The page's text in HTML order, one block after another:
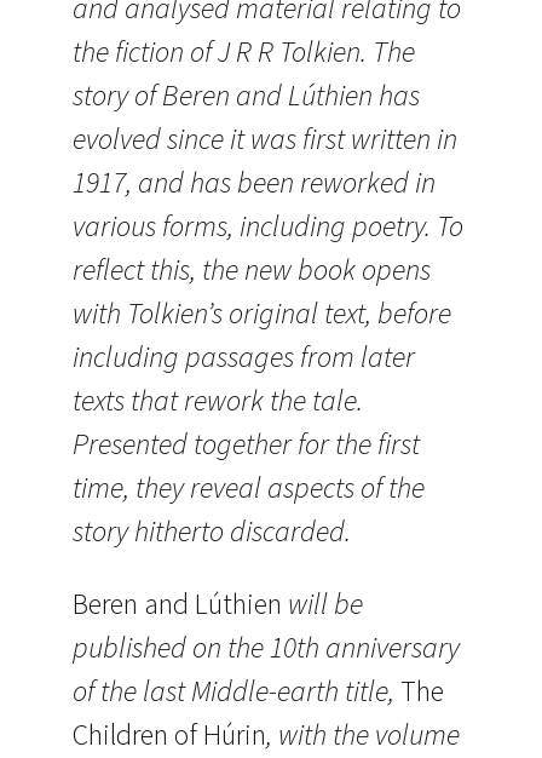
and analysed material relating to
the fiction of J R R Tolkien. The
story of Beren and Lúthien has
evolved since it was first written in
1917, and has been reworked in
various forms, including poetry. To
reflect this, the new book opens
with Tolkien’s original text, before
including passages from later
texts that rework the tale.
Presented together for the first
time, they reveal aspects of the
story hitherto discarded.
Beren and Lúthien will be
published on the 10th anniversary
of the last Middle-earth title, The
Children of Húrin, with the volume